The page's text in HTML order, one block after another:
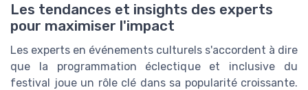
Les tendances et insights des experts
pour maximiser l'impact
Les experts en événements culturels s'accordent à dire
que la programmation éclectique et inclusive du
festival joue un rôle clé dans sa popularité croissante.